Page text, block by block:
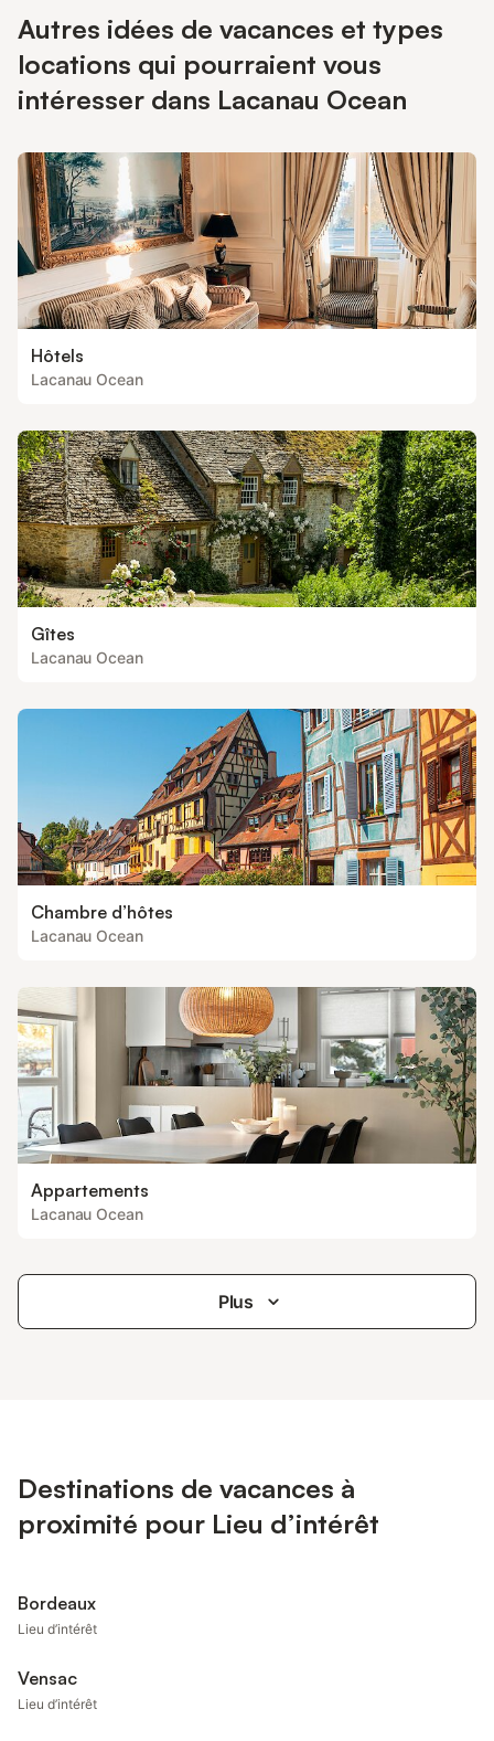
Autres idées de vacances et types
locations qui pourraient vous
intéresser dans Lacanau Ocean
Hôtels
Lacanau Ocean
Gîtes
Lacanau Ocean
Chambre d’hôtes
Lacanau Ocean
Appartements
Lacanau Ocean
Plus
Destinations de vacances à
proximité pour Lieu d’intérêt
Bordeaux
Lieu d’intérêt
Vensac
Lieu d’intérêt